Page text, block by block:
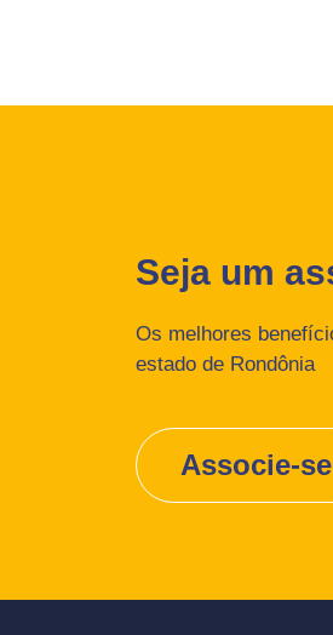
Seja um
Os melhores
estado de Rondônia
Associe-se